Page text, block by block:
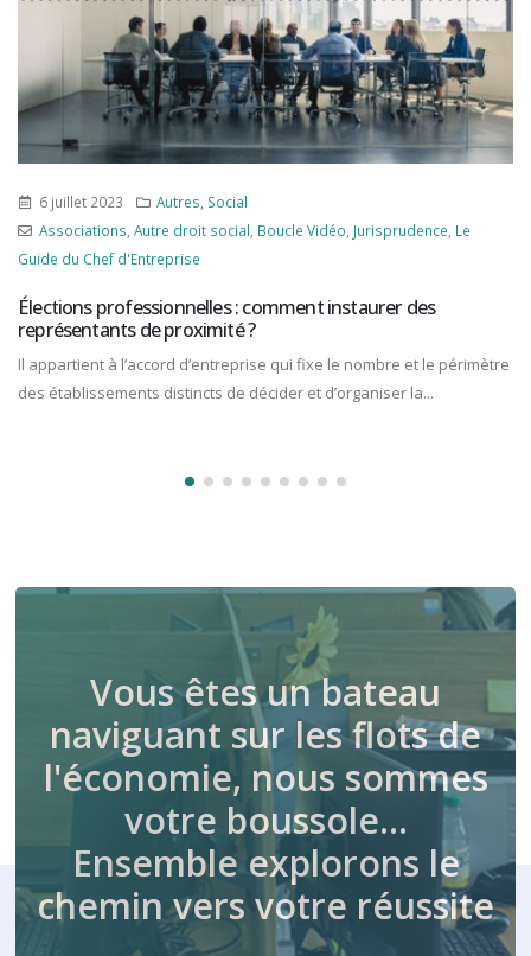
6 juillet 2023 Autres Social
Associations Autre droit social Boucle Vidéo Jurisprudence Le
Guide du Chef d'Entreprise
Élections professionnelles : comment instaurer des
représentants de proximité ?
Il appartient à l’accord d’entreprise qui fixe le nombre et le périmètre
des établissements distincts de décider et d’organiser la...
Vous êtes un bateau
naviguant sur les flots de
l'économie, nous sommes
votre boussole…
Ensemble explorons le
chemin vers votre réussite